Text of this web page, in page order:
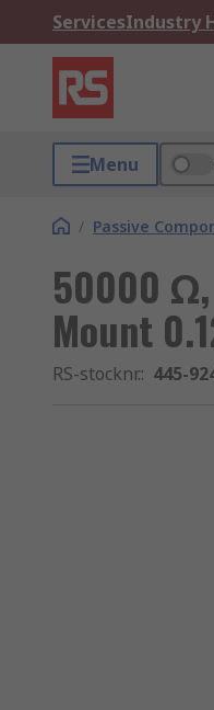
ServicesIndustry
Menu
/ Passive
50000 Ω,
Mount
RS-stocknr.: 445-